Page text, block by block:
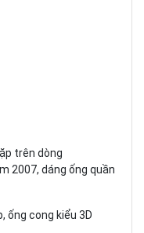
trên dòng
2007, dáng ống quần
ống cong kiểu 3D